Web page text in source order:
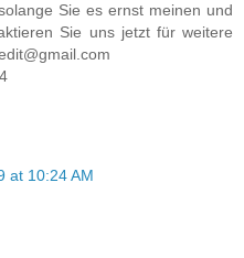
Sie es ernst meinen und
Sie uns jetzt für weitere
at 10:24 AM